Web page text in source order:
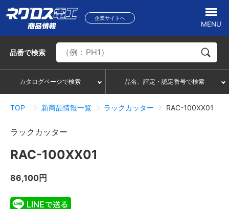
企業サイトへ
MENU
品番で検索
カタログページで検索 品名、評定・認定番号で検索
TOP 新商品情報一覧 ラックカッター RAC-100XX01
ラックカッター
RAC-100XX01
86,100円